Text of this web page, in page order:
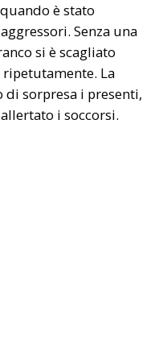
è stato
Senza una
si è scagliato
La
di sorpresa i presenti,
i soccorsi.